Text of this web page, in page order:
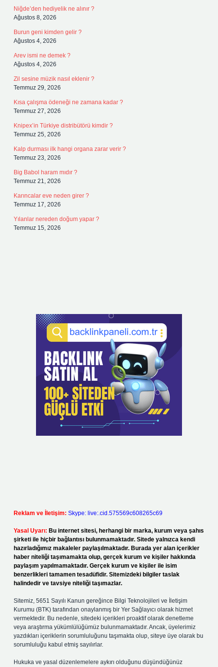
Niğde’den hediyelik ne alınır ?
Ağustos 8, 2026
Burun geni kimden gelir ?
Ağustos 4, 2026
Arev ismi ne demek ?
Ağustos 4, 2026
Zil sesine müzik nasıl eklenir ?
Temmuz 29, 2026
Kısa çalışma ödeneği ne zamana kadar ?
Temmuz 27, 2026
Knipex’in Türkiye distribütörü kimdir ?
Temmuz 25, 2026
Kalp durması ilk hangi organa zarar verir ?
Temmuz 23, 2026
Big Babol haram mıdır ?
Temmuz 21, 2026
Karıncalar eve neden girer ?
Temmuz 17, 2026
Yılanlar nereden doğum yapar ?
Temmuz 15, 2026
Reklam ve İletişim: Skype: live:.cid.575569c608265c69
Yasal Uyarı: Bu internet sitesi, herhangi bir marka, kurum veya şahıs
şirketi ile hiçbir bağlantısı bulunmamaktadır. Sitede yalnızca kendi
hazırladığımız makaleler paylaşılmaktadır. Burada yer alan içerikler
haber niteliği taşımamakta olup, gerçek kurum ve kişiler hakkında
paylaşım yapılmamaktadır. Gerçek kurum ve kişiler ile isim
benzerlikleri tamamen tesadüfidir. Sitemizdeki bilgiler taslak
halindedir ve tavsiye niteliği taşımazlar.
Sitemiz, 5651 Sayılı Kanun gereğince Bilgi Teknolojileri ve İletişim
Kurumu (BTK) tarafından onaylanmış bir Yer Sağlayıcı olarak hizmet
vermektedir. Bu nedenle, sitedeki içerikleri proaktif olarak denetleme
veya araştırma yükümlülüğümüz bulunmamaktadır. Ancak, üyelerimiz
yazdıkları içeriklerin sorumluluğunu taşımakta olup, siteye üye olarak bu
sorumluluğu kabul etmiş sayılırlar.
Hukuka ve yasal düzenlemelere aykırı olduğunu düşündüğünüz